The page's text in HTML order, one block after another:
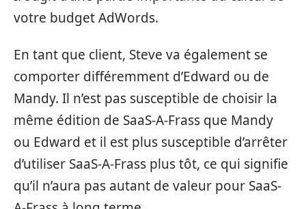
votre budget AdWords.
En tant que client, Steve va également se
comporter différemment d’Edward ou de
Mandy. Il n’est pas susceptible de choisir la
même édition de SaaS-A-Frass que Mandy
ou Edward et il est plus susceptible d’arrêter
d’utiliser SaaS-A-Frass plus tôt, ce qui signifie
qu’il n’aura pas autant de valeur pour SaaS-